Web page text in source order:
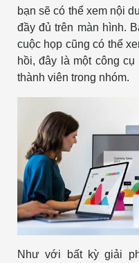
bạn sẽ có thể xem nội
đầy đủ trên màn hình.
cuộc họp cũng có thể
hồi, đây là một công
thành viên trong nhóm.
Như với bất kỳ giải